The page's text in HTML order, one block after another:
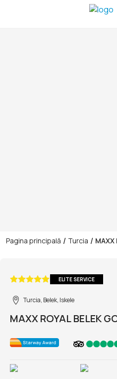
Pagina principală / Turcia / MAXX
ELITE SERVICE
Turcia, Belek, Iskele
MAXX ROYAL BELEK